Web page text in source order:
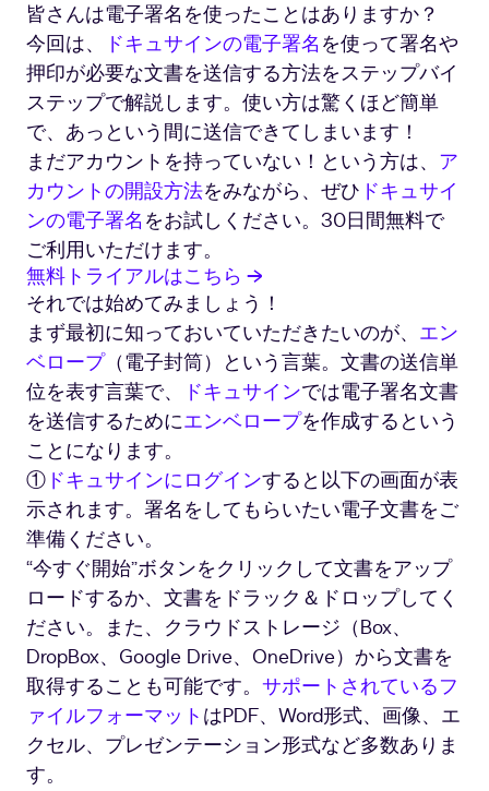
皆さんは電子署名を使ったことはありますか？
今回は、
ドキュサインの電子署名 を使って署名や
押印が必要な文書を送信する方法をステップバイ
ステップで解説します。使い方は驚くほど簡単
で、あっという間に送信できてしまいます！
まだアカウントを持っていない！という方は、 ア
カウントの開設方法をみながら、ぜひ ドキュサイ
ンの電子署名 をお試しください。30日間無料で
ご利用いただけます。
無料トライアルはこちら →
それでは始めてみましょう！
まず最初に知っておいていただきたいのが、 エン
ベロープ（電子封筒）という言葉。文書の送信単
位を表す言葉で、
ドキュサインでは電子署名文書
を送信するためにエンベロープを作成するという
ことになります。
① ドキュサインにログインすると以下の画面が表
示されます。署名をしてもらいたい電子文書をご
準備ください。
“今すぐ開始”ボタンをクリックして文書をアップ
ロードするか、文書をドラック＆ドロップしてく
ださい。また、クラウドストレージ（Box、
DropBox、Google Drive、OneDrive）から文書を
取得することも可能です。 サポートされているフ
ァイルフォーマット はPDF、Word形式、画像、エ
クセル、プレゼンテーション形式など多数ありま
す。